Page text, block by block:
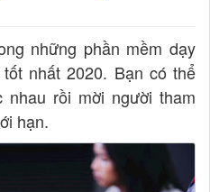
những phần mềm dạy
nhất 2020. Bạn có thể
nhau rồi mời người tham
hạn.